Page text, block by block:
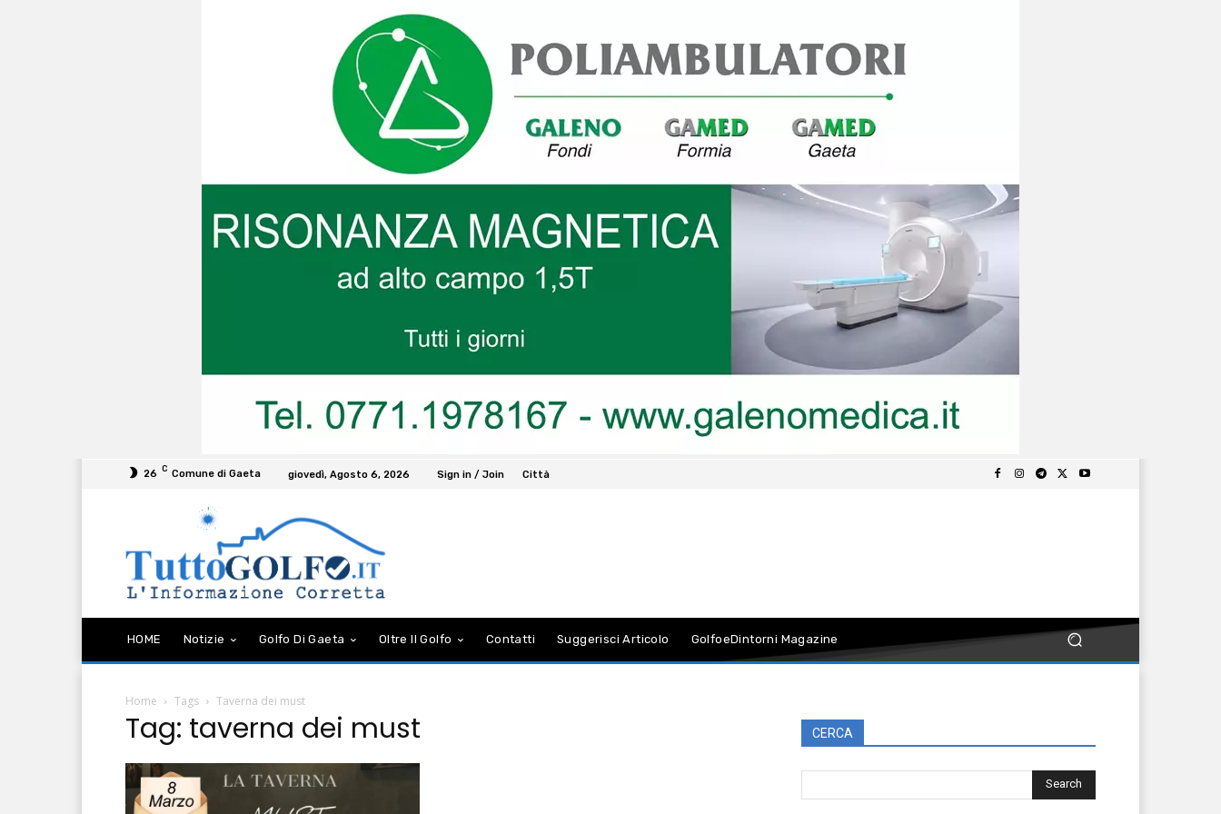
26 C Comune di Gaeta giovedì, Agosto 6, 2026 Sign in / Join Città
HOME Notizie Golfo Di Gaeta Oltre Il Golfo Contatti Suggerisci Articolo GolfoeDintorni Magazine
Home Tags Taverna dei must
Tag: taverna dei must CERCA